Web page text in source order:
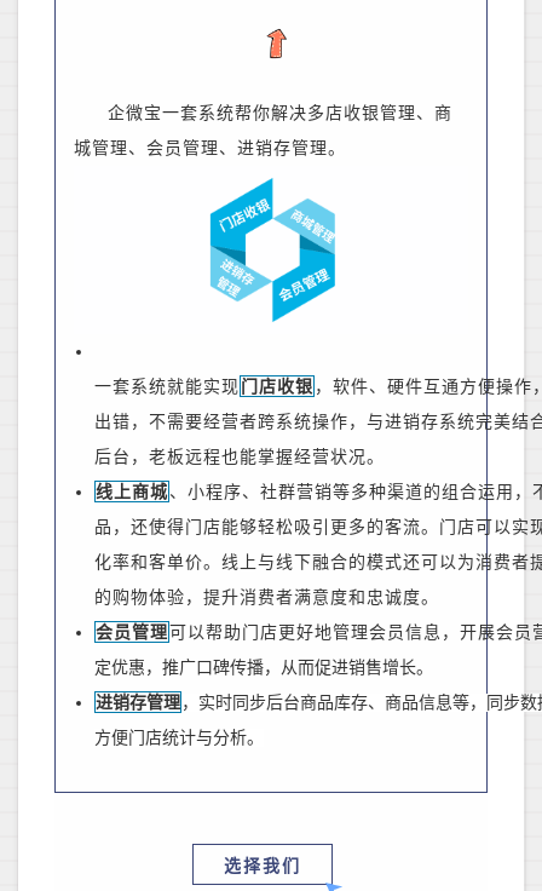
企微宝一套系统帮你解决多店收银管理、商
城管理、会员管理、进销存管理。
一套系统就能实现 门店收银 ，软件、硬件互通方便操作
出错，不需要经营者跨系统操作，与进销存系统完美结
后台，老板远程也能掌握经营状况。
线上商城 、小程序、社群营销等多种渠道的组合运用，
品，还使得门店能够轻松吸引更多的客流。门店可以实
化率和客单价。线上与线下融合的模式还可以为消费者
的购物体验，提升消费者满意度和忠诚度。
会员管理 可以帮助门店更好地管理会员信息，开展会员
定优惠，推广口碑传播，从而促进销售增长。
进销存管理 ，实时同步后台商品库存、商品信息等，同步
方便门店统计与分析。
选择我们